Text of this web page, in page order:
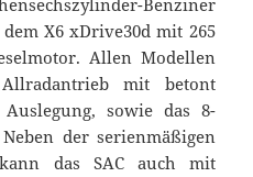
X6 xDrive30d mit 265
Allen Modellen
mit betont
sowie das 8-
der serienmäßigen
das SAC auch mit